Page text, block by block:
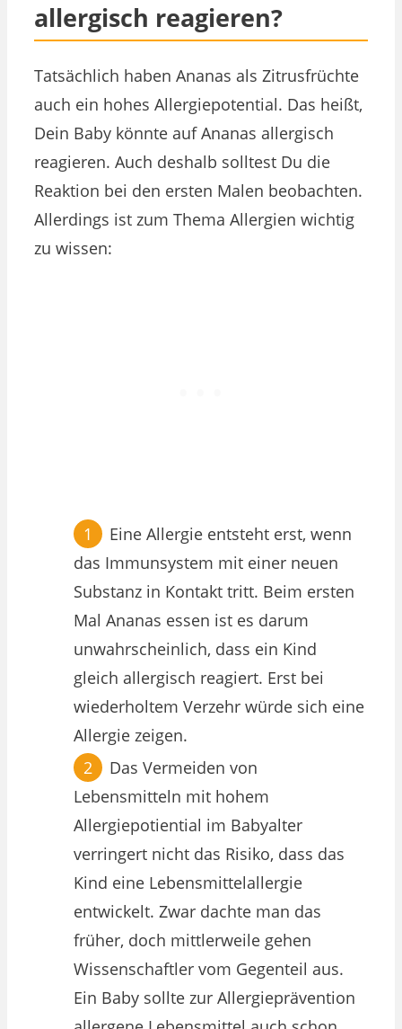
allergisch reagieren?
Tatsächlich haben Ananas als Zitrusfrüchte
auch ein hohes Allergiepotential. Das heißt,
Dein Baby könnte auf Ananas allergisch
reagieren. Auch deshalb solltest Du die
Reaktion bei den ersten Malen beobachten.
Allerdings ist zum Thema Allergien wichtig
zu wissen:
Eine Allergie entsteht erst, wenn
das Immunsystem mit einer neuen
Substanz in Kontakt tritt. Beim ersten
Mal Ananas essen ist es darum
unwahrscheinlich, dass ein Kind
gleich allergisch reagiert. Erst bei
wiederholtem Verzehr würde sich eine
Allergie zeigen.
Das Vermeiden von
Lebensmitteln mit hohem
Allergiepotiential im Babyalter
verringert nicht das Risiko, dass das
Kind eine Lebensmittelallergie
entwickelt. Zwar dachte man das
früher, doch mittlerweile gehen
Wissenschaftler vom Gegenteil aus.
Ein Baby sollte zur Allergieprävention